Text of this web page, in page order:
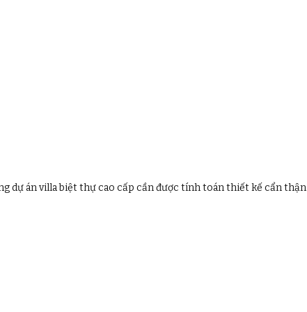
dự án villa biệt thự cao cấp cần được tính toán thiết kế cẩn thận